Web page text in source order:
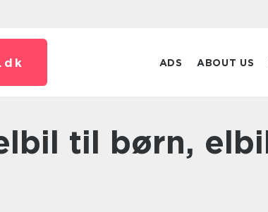
dk ADS ABOUT US